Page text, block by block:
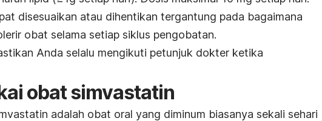
disesuaikan atau dihentikan tergantung pada bagaimana
obat selama setiap siklus pengobatan.
Anda selalu mengikuti petunjuk dokter ketika
obat simvastatin
adalah obat oral yang diminum biasanya sekali sehari